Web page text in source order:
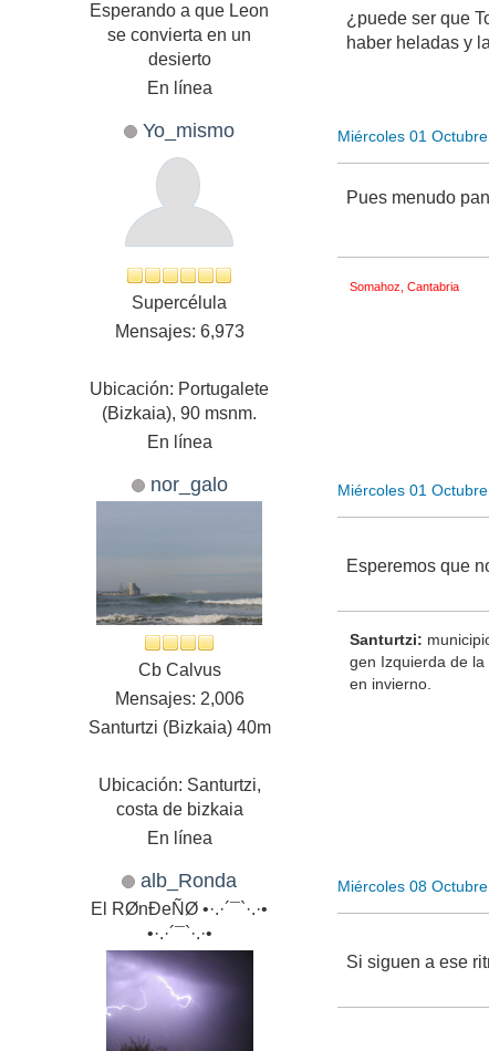
Esperando a que Leon
se convierta en un
desierto
En línea
¿puede ser que
haber heladas y
Yo_mismo
Supercélula
Mensajes: 6,973
Ubicación: Portugalete
(Bizkaia), 90 msnm.
En línea
Miércoles 01
Pues menudo
Somahoz, Cantabria
nor_galo
Cb Calvus
Mensajes: 2,006
Santurtzi (Bizkaia) 40m
Ubicación: Santurtzi,
costa de bizkaia
En línea
Miércoles 01
Esperemos que
Santurtzi:
gen Izquierda de
en invierno.
alb_Ronda
El RØnÐeÑØ •·.·´¯`·.·•
•·.·´¯`·.·•
Miércoles 08
Si siguen a ese